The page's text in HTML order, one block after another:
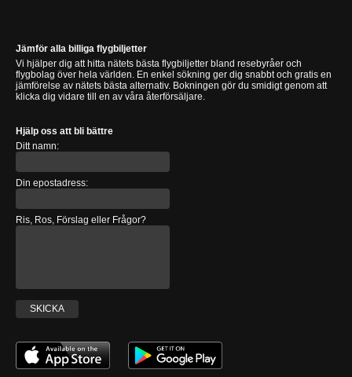
Jämför alla billiga flygbiljetter
Vi hjälper dig att hitta nätets bästa flygbiljetter bland resebyråer och
flygbolag över hela världen. En enkel sökning ger dig snabbt och gratis en
jämförelse av nätets bästa alternativ. Bokningen gör du smidigt genom att
klicka dig vidare till en av våra återförsäljare.
Hjälp oss att bli bättre
Ditt namn:
Din epostadress:
Ris, Ros, Förslag eller Frågor?
SKICKA